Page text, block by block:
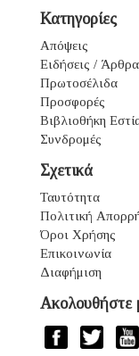
Κατηγορίες
Απόψεις
Ειδήσεις / Άρθρα
Πρωτοσέλιδα
Προσφορές
Βιβλιοθήκη
Συνδρομές
Σχετικά
Ταυτότητα
Πολιτική
Όροι Χρήσης
Επικοινωνία
Διαφήμιση
Ακολουθήστε